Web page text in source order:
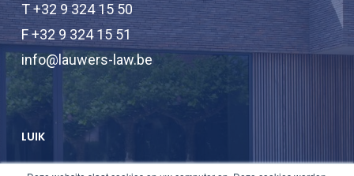
T +32 9 324 15 50
F +32 9 324 15 51
info@lauwers-law.be
LUIK